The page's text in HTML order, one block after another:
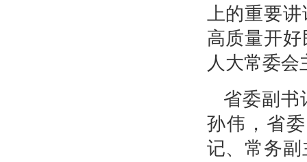
上的重要
高质量开
人大常委
省委副书
孙伟，省
记、常务